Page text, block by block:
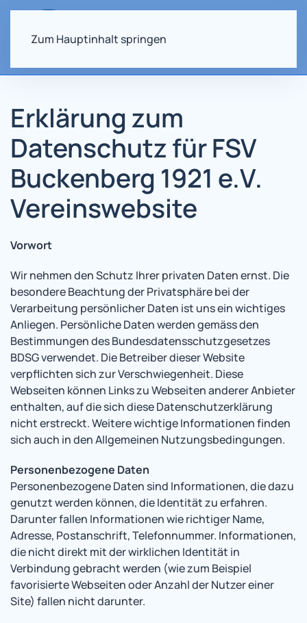
Zum Hauptinhalt springen
Erklärung zum
Datenschutz für FSV
Buckenberg 1921 e.V.
Vereinswebsite
Vorwort
Wir nehmen den Schutz Ihrer privaten Daten ernst. Die
besondere Beachtung der Privatsphäre bei der
Verarbeitung persönlicher Daten ist uns ein wichtiges
Anliegen. Persönliche Daten werden gemäss den
Bestimmungen des Bundesdatensschutzgesetzes
BDSG verwendet. Die Betreiber dieser Website
verpflichten sich zur Verschwiegenheit. Diese
Webseiten können Links zu Webseiten anderer Anbieter
enthalten, auf die sich diese Datenschutzerklärung
nicht erstreckt. Weitere wichtige Informationen finden
sich auch in den Allgemeinen Nutzungsbedingungen.
Personenbezogene Daten
Personenbezogene Daten sind Informationen, die dazu
genutzt werden können, die Identität zu erfahren.
Darunter fallen Informationen wie richtiger Name,
Adresse, Postanschrift, Telefonnummer. Informationen,
die nicht direkt mit der wirklichen Identität in
Verbindung gebracht werden (wie zum Beispiel
favorisierte Webseiten oder Anzahl der Nutzer einer
Site) fallen nicht darunter.